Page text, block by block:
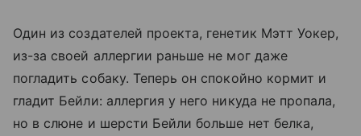
Один из создателей проекта, генетик Мэтт Уокер,
из-за своей аллергии раньше не мог даже
погладить собаку. Теперь он спокойно кормит и
гладит Бейли: аллергия у него никуда не пропала,
но в слюне и шерсти Бейли больше нет белка,